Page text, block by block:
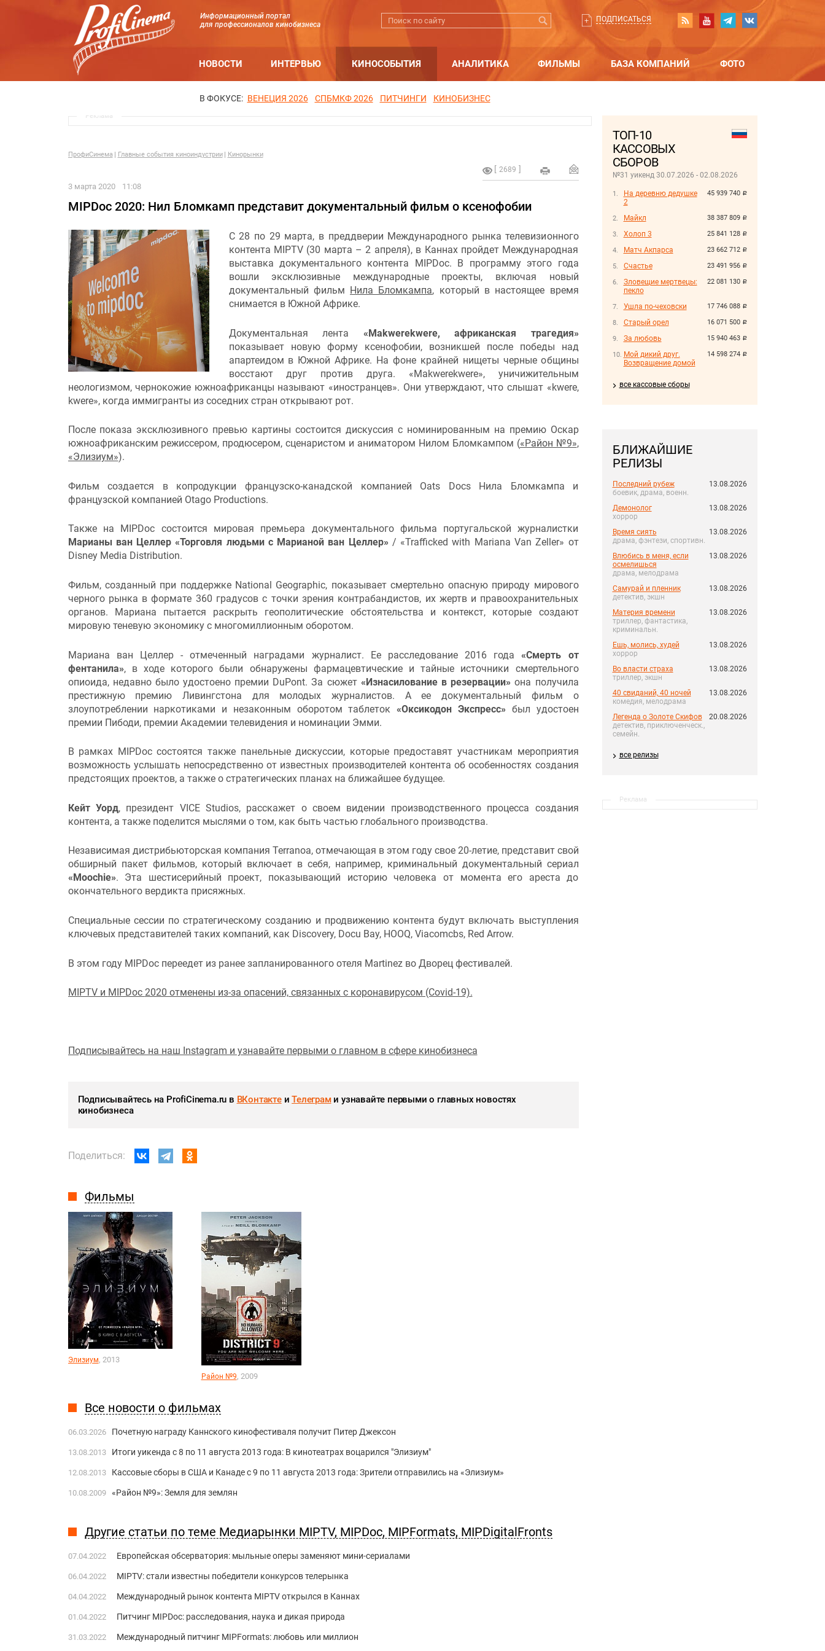
Информационный портал
для профессионалов кинобизнеса
ПОДПИСАТЬСЯ
НОВОСТИ ИНТЕРВЬЮ КИНОСОБЫТИЯ АНАЛИТИКА ФИЛЬМЫ БАЗА КОМПАНИЙ ФОТО
В ФОКУСЕ: ВЕНЕЦИЯ 2026 СПБМКФ 2026 ПИТЧИНГИ КИНОБИЗНЕС
ТОП-10
КАССОВЫХ
СБОРОВ
№31 уикенд 30.07.2026 - 02.08.2026
45 939 740 руб.
На деревню дедушке
2
38 387 809 руб.
Майкл
25 841 128 руб.
Холоп 3
23 662 712 руб.
Матч Акпарса
23 491 956 руб.
Счастье
22 081 130 руб.
Зловещие мертвецы:
пекло
17 746 088 руб.
Ушла по-чеховски
16 071 500 руб.
Старый орел
15 940 463 руб.
За любовь
14 598 274 руб.
Мой дикий друг.
Возвращение домой
все кассовые сборы
БЛИЖАЙШИЕ
РЕЛИЗЫ
Последний рубеж
боевик, драма, военн.
13.08.2026
Демонолог
хоррор
13.08.2026
Время сиять
драма, фэнтези, спортивн.
13.08.2026
Влюбись в меня, если
осмелишься
драма, мелодрама
13.08.2026
Самурай и пленник
детектив, экшн
13.08.2026
Материя времени
триллер, фантастика,
криминальн.
13.08.2026
Ешь, молись, худей
хоррор
13.08.2026
Во власти страха
триллер, экшн
13.08.2026
40 свиданий, 40 ночей
комедия, мелодрама
13.08.2026
Легенда о Золоте Скифов
детектив, приключенческ.,
семейн.
20.08.2026
все релизы
Реклама
Реклама
ПрофиСинема Главные события киноиндустрии Кинорынки
2689
3 марта 2020 11:08
MIPDoc 2020: Нил Бломкамп представит документальный фильм о ксенофобии
С 28 по 29 марта, в преддверии Международного рынка телевизионного
контента MIPTV (30 марта – 2 апреля), в Каннах пройдет Международная
выставка документального контента MIPDoc. В программу этого года
вошли эксклюзивные международные проекты, включая новый
документальный фильм Нила Бломкампа, который в настоящее время
снимается в Южной Африке.
Документальная лента «Makwerekwere, африканская трагедия»
показывает новую форму ксенофобии, возникшей после победы над
апартеидом в Южной Африке. На фоне крайней нищеты черные общины
восстают друг против друга. «Makwerekwere», уничижительным
неологизмом, чернокожие южноафриканцы называют «иностранцев». Они утверждают, что слышат «kwere,
kwere», когда иммигранты из соседних стран открывают рот.
После показа эксклюзивного превью картины состоится дискуссия с номинированным на премию Оскар
южноафриканским режиссером, продюсером, сценаристом и аниматором Нилом Бломкампом («Район №9»,
«Элизиум»).
Фильм создается в копродукции французско-канадской компанией Oats Docs Нила Бломкампа и
французской компанией Otago Productions.
Также на MIPDoc состоится мировая премьера документального фильма португальской журналистки
Марианы ван Целлер «Торговля людьми с Марианой ван Целлер» / «Trafficked with Mariana Van Zeller» от
Disney Media Distribution.
Фильм, созданный при поддержке National Geographic, показывает смертельно опасную природу мирового
черного рынка в формате 360 градусов с точки зрения контрабандистов, их жертв и правоохранительных
органов. Мариана пытается раскрыть геополитические обстоятельства и контекст, которые создают
мировую теневую экономику с многомиллионным оборотом.
Мариана ван Целлер - отмеченный наградами журналист. Ее расследование 2016 года«Смерть от
фентанила», в ходе которого были обнаружены фармацевтические и тайные источники смертельного
опиоида, недавно было удостоено премии DuPont. За сюжет «Изнасилование в резервации» она получила
престижную премию Ливингстона для молодых журналистов. А ее документальный фильм о
злоупотреблении наркотиками и незаконным оборотом таблеток«Оксикодон Экспресс» был удостоен
премии Пибоди, премии Академии телевидения и номинации Эмми.
В рамках MIPDoc состоятся также панельные дискуссии, которые предоставят участникам мероприятия
возможность услышать непосредственно от известных производителей контента об особенностях создания
предстоящих проектов, а также о стратегических планах на ближайшее будущее.
Кейт Уорд, президент VICE Studios, расскажет о своем видении производственного процесса создания
контента, а также поделится мыслями о том, как быть частью глобального производства.
Независимая дистрибьюторская компания Terranoa, отмечающая в этом году свое 20-летие, представит свой
обширный пакет фильмов, который включает в себя, например, криминальный документальный сериал
«Moochie». Эта шестисерийный проект, показывающий историю человека от момента его ареста до
окончательного вердикта присяжных.
Специальные сессии по стратегическому созданию и продвижению контента будут включать выступления
ключевых представителей таких компаний, как Discovery, Docu Bay, HOOQ, Viacomcbs, Red Arrow.
В этом году MIPDoc переедет из ранее запланированного отеля Martinez во Дворец фестивалей.
MIPTV и MIPDoc 2020 отменены из-за опасений, связанных с коронавирусом (Covid-19).
Подписывайтесь на наш Instagram и узнавайте первыми о главном в сфере кинобизнеса
Подписывайтесь на ProfiCinema.ru в ВКонтактеиТелеграми узнавайте первыми о главных новостях
кинобизнеса
Поделиться:
Фильмы
Элизиум, 2013
Район №9, 2009
Все новости о фильмах
06.03.2026 Почетную награду Каннского кинофестиваля получит Питер Джексон
13.08.2013 Итоги уикенда c 8 по 11 августа 2013 года: В кинотеатрах воцарился "Элизиум"
12.08.2013 Кассовые сборы в США и Канаде c 9 по 11 августа 2013 года: Зрители отправились на «Элизиум»
10.08.2009 «Район №9»: Земля для землян
Другие статьи по теме Медиарынки MIPTV, MIPDoc, MIPFormats, MIPDigitalFronts
07.04.2022 Европейская обсерватория: мыльные оперы заменяют мини-сериалами
06.04.2022 MIPTV: стали известны победители конкурсов телерынка
04.04.2022 Международный рынок контента MIPTV открылся в Каннах
01.04.2022 Питчинг MIPDoc: расследования, наука и дикая природа
31.03.2022 Международный питчинг MIPFormats: любовь или миллион